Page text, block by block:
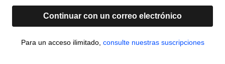
Continuar con un correo electrónico
Para un acceso ilimitado, consulte nuestras suscripciones